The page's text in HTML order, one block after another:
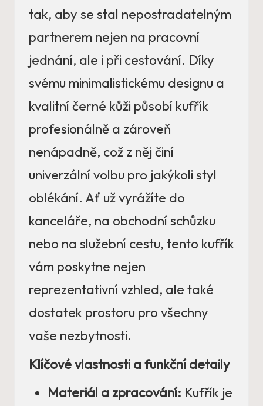
tak, aby se stal nepostradatelným
partnerem nejen na pracovní
jednání, ale i při cestování. Díky
svému minimalistickému designu a
kvalitní černé kůži působí kufřík
profesionálně a zároveň
nenápadně, což z něj činí
univerzální volbu pro jakýkoli styl
oblékání. Ať už vyrážíte do
kanceláře, na obchodní schůzku
nebo na služební cestu, tento kufřík
vám poskytne nejen
reprezentativní vzhled, ale také
dostatek prostoru pro všechny
vaše nezbytnosti.
Klíčové vlastnosti a funkční detaily
Materiál a zpracování: Kufřík je